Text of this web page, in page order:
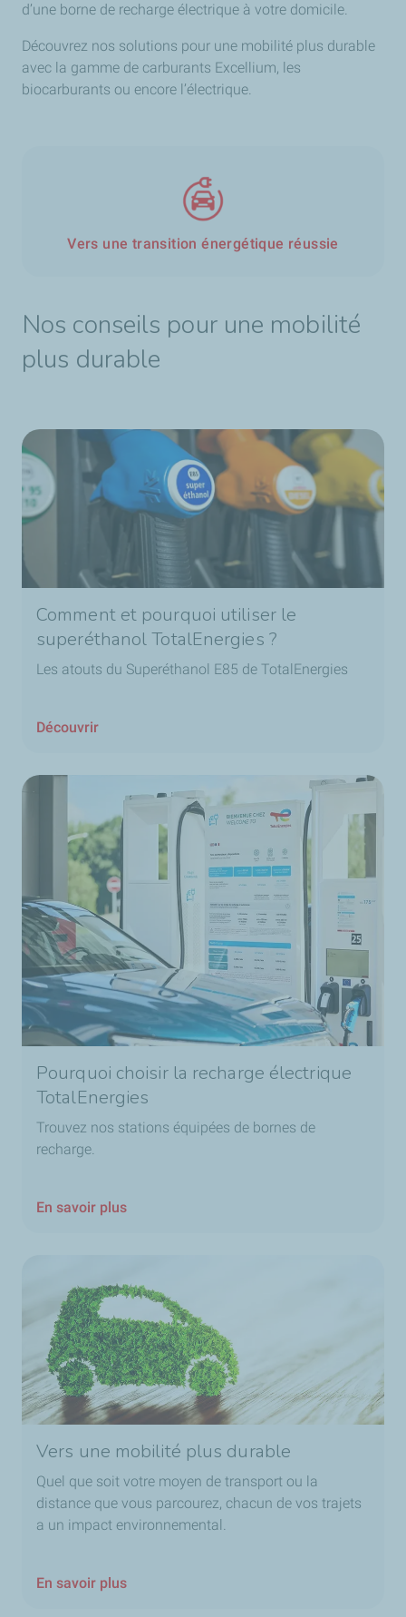
d’une borne de recharge électrique à votre domicile.
Découvrez nos solutions pour une mobilité plus durable
avec la gamme de carburants Excellium, les
biocarburants ou encore l’électrique.
Vers une transition énergétique réussie
Nos conseils pour une mobilité
plus durable
Comment et pourquoi utiliser le
superéthanol TotalEnergies ?
Les atouts du Superéthanol E85 de TotalEnergies
Découvrir
Pourquoi choisir la recharge électrique
TotalEnergies
Trouvez nos stations équipées de bornes de
recharge.
En savoir plus
Vers une mobilité plus durable
Quel que soit votre moyen de transport ou la
distance que vous parcourez, chacun de vos trajets
a un impact environnemental.
En savoir plus